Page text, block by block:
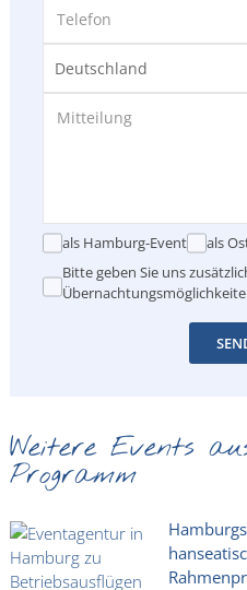
als Hamburg-Event
als
Bitte geben Sie uns
Weitere Events
Programm